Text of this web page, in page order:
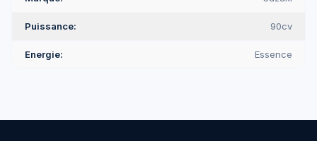
Puissance 90cv
Energie Essence